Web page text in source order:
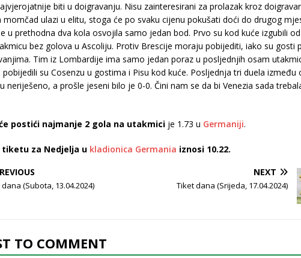
biti u doigravanju. Nisu zainteresirani za prolazak kroz
ulazi u elitu, stoga će po svaku cijenu pokušati doći do drugog
u prethodna dva kola osvojila samo jedan bod. Prvo su kod kuće izgubili
bez golova u Ascoliju. Protiv Brescije moraju pobijediti, iako su gosti
Tim iz Lombardije ima samo jedan poraz u posljednjih osam
su Cosenzu u gostima i Pisu kod kuće. Posljednja tri duela između
neriješeno, a prošle jeseni bilo je 0-0. Čini nam se da bi Venezia sada
postići najmanje 2 gola na utakmici je 1.73 u Germaniji.
za Nedjelja u kladionica Germania iznosi 10.22.
(Subota, 13.04.2024)
NEXT
Tiket dana (Srijeda, 17.04.2024)
TO COMMENT